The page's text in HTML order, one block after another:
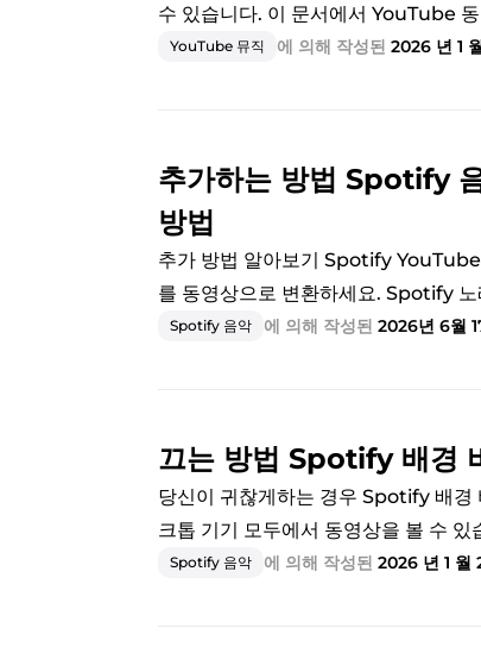
수 있습니다. 이 문서에서 YouTube
YouTube 뮤직 에 의해 작성된 2026 년 1
추가하는 방법 Spotify
방법
추가 방법 알아보기 Spotify
를 동영상으로 변환하세요. Spotify
Spotify 음악 에 의해 작성된 2026년 6월
끄는 방법 Spotify 배경
당신이 귀찮게하는 경우 Spotify 배경
크톱 기기 모두에서 동영상을 볼 수 있
Spotify 음악 에 의해 작성된 2026 년 1 월